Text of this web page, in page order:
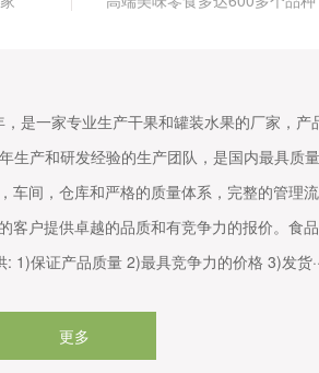
是一家专业生产干果和罐装水果的厂家，产
生产和研发经验的生产团队，是国内最具质
车间，仓库和严格的质量体系，完整的管理
客户提供卓越的品质和有竞争力的报价。食
1)保证产品质量 2)最具竞争力的价格 3)发货
更多